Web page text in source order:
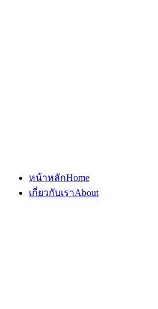
หน้าหลักHome
เกี่ยวกับเราAbout